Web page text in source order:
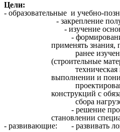
Цели:
- образовательные и учебно-
- закрепление
- изучение основ
-
применять знания,
ранее
(строительные
техническая
выполнении и
конструкций с
сбора
- решение
становлении
- развивающие: - развивать